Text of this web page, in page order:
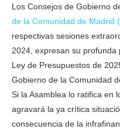
Los Consejos de Gobierno
de la Comunidad de Madrid
respectivas sesiones
2024, expresan su
Ley de Presupuestos de
Gobierno de la Comunidad
Si la Asamblea lo ratifica en
agravará la ya crítica
consecuencia de la